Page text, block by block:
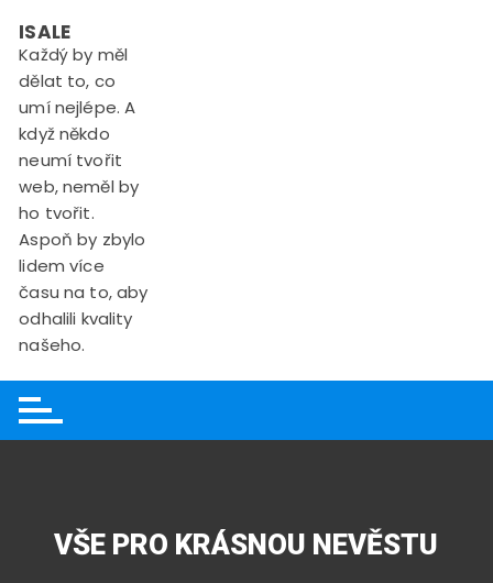
content
ISALE
Každý by měl
dělat to, co
umí nejlépe. A
když někdo
neumí tvořit
web, neměl by
ho tvořit.
Aspoň by zbylo
lidem více
času na to, aby
odhalili kvality
našeho.
VŠE PRO KRÁSNOU NEVĚSTU